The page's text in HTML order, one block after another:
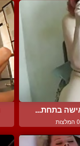
בתחת...
0 המלצות